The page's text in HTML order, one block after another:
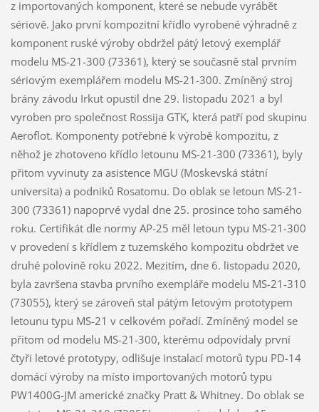
z importovaných komponent, které se nebude vyrábět
sériově. Jako první kompozitní křídlo vyrobené výhradně z
komponent ruské výroby obdržel pátý letový exemplář
modelu MS-21-300 (73361), který se současně stal prvním
sériovým exemplářem modelu MS-21-300. Zmíněný stroj
brány závodu Irkut opustil dne 29. listopadu 2021 a byl
vyroben pro společnost Rossija GTK, která patří pod skupinu
Aeroflot. Komponenty potřebné k výrobě kompozitu, z
něhož je zhotoveno křídlo letounu MS-21-300 (73361), byly
přitom vyvinuty za asistence MGU (Moskevská státní
universita) a podniků Rosatomu. Do oblak se letoun MS-21-
300 (73361) napoprvé vydal dne 25. prosince toho samého
roku. Certifikát dle normy AP-25 měl letoun typu MS-21-300
v provedení s křídlem z tuzemského kompozitu obdržet ve
druhé polovině roku 2022. Mezitím, dne 6. listopadu 2020,
byla završena stavba prvního exempláře modelu MS-21-310
(73055), který se zároveň stal pátým letovým prototypem
letounu typu MS-21 v celkovém pořadí. Zmíněný model se
přitom od modelu MS-21-300, kterému odpovídaly první
čtyři letové prototypy, odlišuje instalací motorů typu PD-14
domácí výroby na místo importovaných motorů typu
PW1400G-JM americké značky Pratt & Whitney. Do oblak se